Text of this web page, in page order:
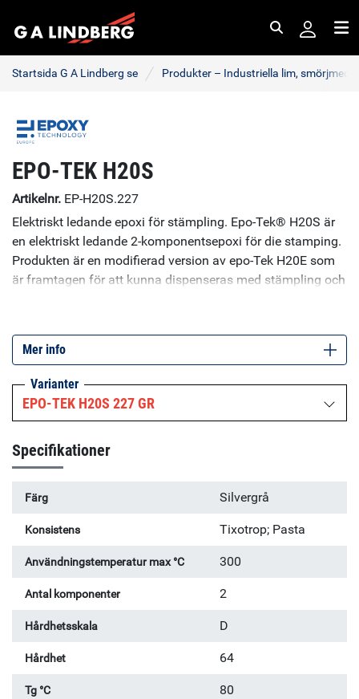
Startsida G A Lindberg se Produkter – Industriella lim,
EPO-TEK H20S
Artikelnr. EP-H20S.227
Elektriskt ledande epoxi för stämpling. Epo-Tek® H20S är
en elektriskt ledande 2-komponentsepoxi för die stamping.
Produkten är en modifierad version av epo-Tek H20E som
är framtagen för att kunna dispenseras med stämpling och
hög produktionshastighet förekommer och därmed kräver
snabb härdning av limmet. Den låga
härdningstemperaturen gör också att produkten passar för
flexibla kretskort, kvartskristall oscillatorer och andra
Mer info
Varianter
EPO-TEK H20S 227 GR
Specifikationer
Färg Silvergrå
Konsistens Tixotrop; Pasta
Användningstemperatur max °C 300
Antal komponenter 2
Hårdhetsskala D
Hårdhet 64
Tg °C 80